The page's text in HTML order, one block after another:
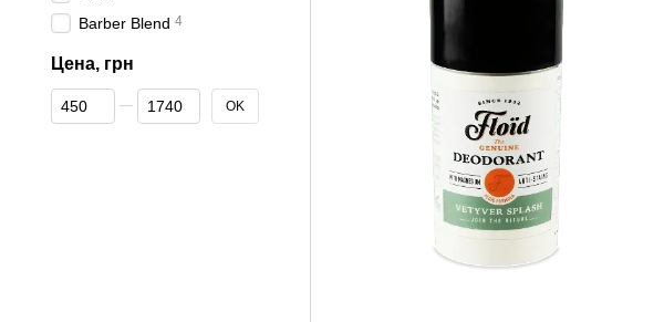
Barber Blend 4
Цена, грн
От Цена, грн
До Цена, грн OK